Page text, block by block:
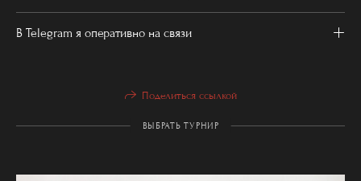
В Telegram я оперативно на связи
Поделиться ссылкой
ВЫБРАТЬ ТУРНИР